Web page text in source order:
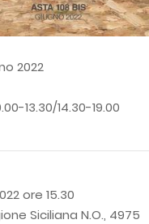
2022
13.30/14.30-19.00
ore 15.30
Siciliana N.O., 4975